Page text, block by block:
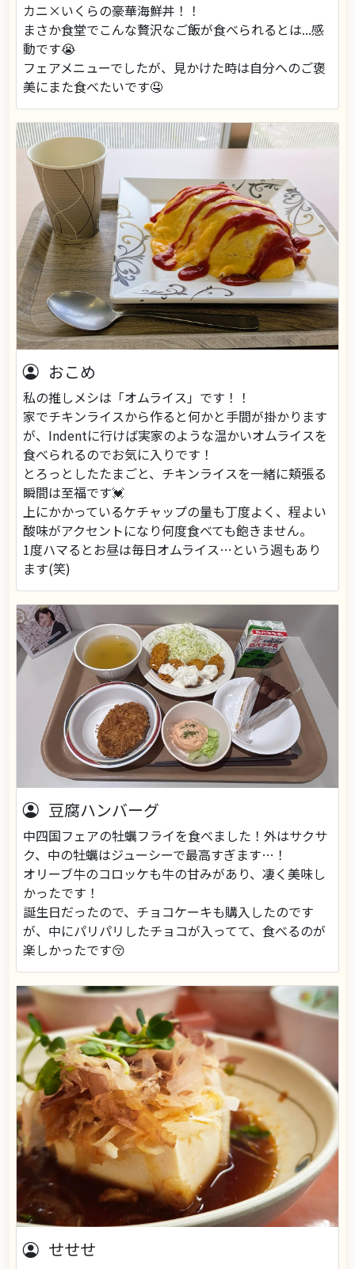
カニ×いくらの豪華海鮮丼！！
まさか食堂でこんな贅沢なご飯が食べられるとは...感
動です😭
フェアメニューでしたが、見かけた時は自分へのご褒
美にまた食べたいです🤤
おこめ
私の推しメシは「オムライス」です！！
家でチキンライスから作ると何かと手間が掛かります
が、Indentに行けば実家のような温かいオムライスを
食べられるのでお気に入りです！
とろっとしたたまごと、チキンライスを一緒に頬張る
瞬間は至福です💓‪
上にかかっているケチャップの量も丁度よく、程よい
酸味がアクセントになり何度食べても飽きません。
1度ハマるとお昼は毎日オムライス…という週もあり
ます(笑)
豆腐ハンバーグ
中四国フェアの牡蠣フライを食べました！外はサクサ
ク、中の牡蠣はジューシーで最高すぎます…！
オリーブ牛のコロッケも牛の甘みがあり、凄く美味し
かったです！
誕生日だったので、チョコケーキも購入したのです
が、中にパリパリしたチョコが入ってて、食べるのが
楽しかったです😚
せせせ